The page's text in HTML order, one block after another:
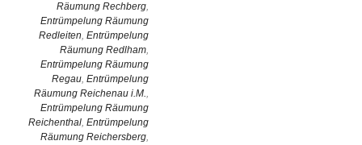
Räumung Rechberg,
Entrümpelung Räumung
Redleiten, Entrümpelung
Räumung Redlham,
Entrümpelung Räumung
Regau, Entrümpelung
Räumung Reichenau i.M.,
Entrümpelung Räumung
Reichenthal, Entrümpelung
Räumung Reichersberg,